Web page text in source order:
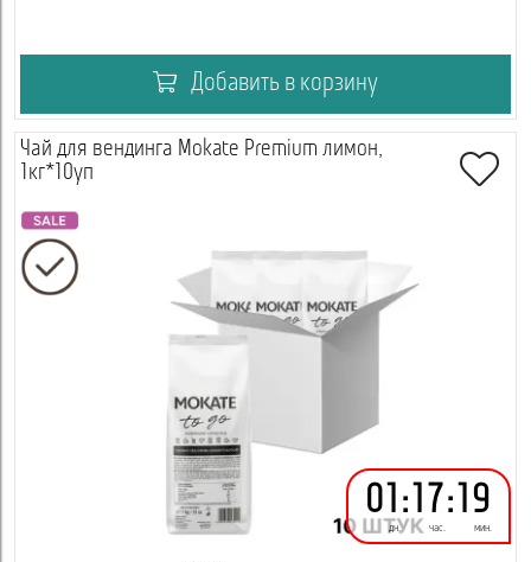
Добавить в корзину
Чай для вендинга Mokate Premium лимон,
1кг*10уп
01
дн.
: 17
час.
: 19
мин.